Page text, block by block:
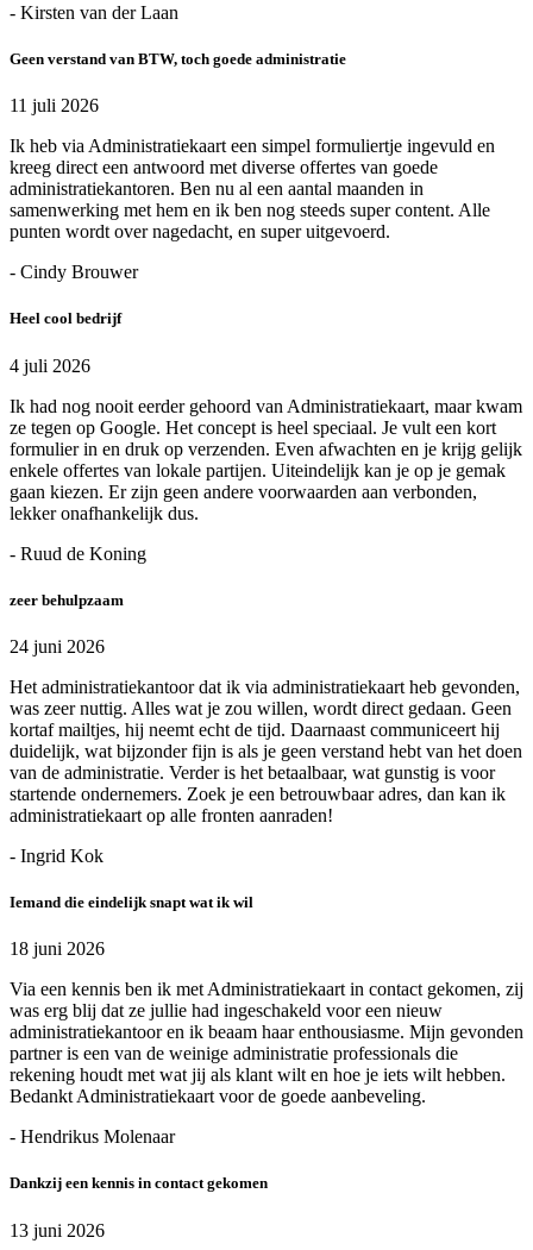
- Kirsten van der Laan
Geen verstand van BTW, toch goede administratie
11 juli 2026
Ik heb via Administratiekaart een simpel formuliertje ingevuld en
kreeg direct een antwoord met diverse offertes van goede
administratiekantoren. Ben nu al een aantal maanden in
samenwerking met hem en ik ben nog steeds super content. Alle
punten wordt over nagedacht, en super uitgevoerd.
- Cindy Brouwer
Heel cool bedrijf
4 juli 2026
Ik had nog nooit eerder gehoord van Administratiekaart, maar kwam
ze tegen op Google. Het concept is heel speciaal. Je vult een kort
formulier in en druk op verzenden. Even afwachten en je krijg gelijk
enkele offertes van lokale partijen. Uiteindelijk kan je op je gemak
gaan kiezen. Er zijn geen andere voorwaarden aan verbonden,
lekker onafhankelijk dus.
- Ruud de Koning
zeer behulpzaam
24 juni 2026
Het administratiekantoor dat ik via administratiekaart heb gevonden,
was zeer nuttig. Alles wat je zou willen, wordt direct gedaan. Geen
kortaf mailtjes, hij neemt echt de tijd. Daarnaast communiceert hij
duidelijk, wat bijzonder fijn is als je geen verstand hebt van het doen
van de administratie. Verder is het betaalbaar, wat gunstig is voor
startende ondernemers. Zoek je een betrouwbaar adres, dan kan ik
administratiekaart op alle fronten aanraden!
- Ingrid Kok
Iemand die eindelijk snapt wat ik wil
18 juni 2026
Via een kennis ben ik met Administratiekaart in contact gekomen, zij
was erg blij dat ze jullie had ingeschakeld voor een nieuw
administratiekantoor en ik beaam haar enthousiasme. Mijn gevonden
partner is een van de weinige administratie professionals die
rekening houdt met wat jij als klant wilt en hoe je iets wilt hebben.
Bedankt Administratiekaart voor de goede aanbeveling.
- Hendrikus Molenaar
Dankzij een kennis in contact gekomen
13 juni 2026